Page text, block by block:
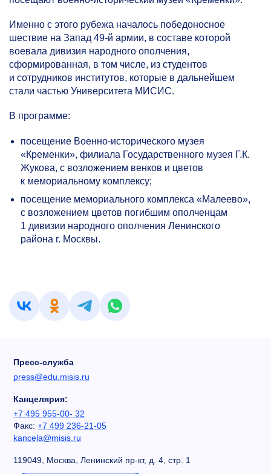
Именно с этого рубежа началось победоносное
шествие на Запад 49-й армии, в составе которой
воевала дивизия народного ополчения,
сформированная, в том числе, из студентов
и сотрудников институтов, которые в дальнейшем
стали частью Университета МИСИС.
В программе:
посещение Военно-исторического музея
«Кременки», филиала Государственного музея Г.К.
Жукова, с возложением венков и цветов
к мемориальному комплексу;
посещение мемориального комплекса «Малеево»,
с возложением цветов погибшим ополченцам
1 дивизии народного ополчения Ленинского
района г. Москвы.
Пресс-служба
press@edu.misis.ru
Канцелярия:
+7 495 955-00- 32
Факс: +7 499 236-21-05
kancela@misis.ru
119049, Москва, Ленинский пр-кт, д. 4, стр. 1